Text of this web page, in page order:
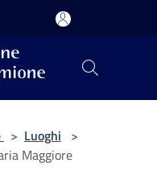
> Luoghi >
Maggiore